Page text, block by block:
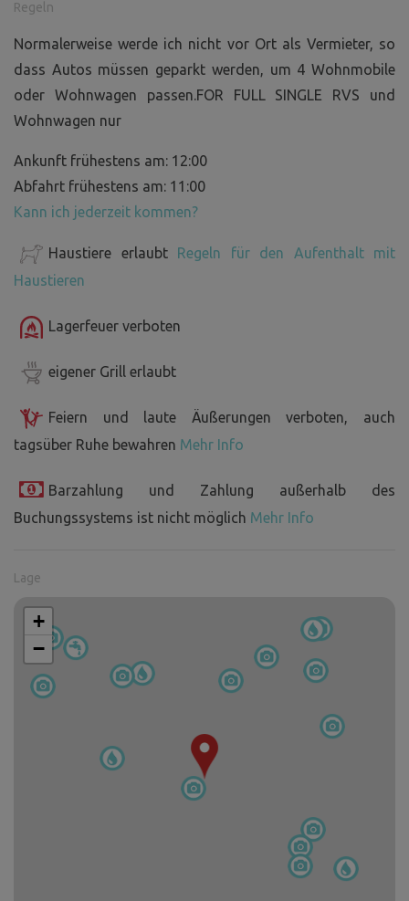
Regeln
Normalerweise werde ich nicht vor Ort als Vermieter, so
dass Autos müssen geparkt werden, um 4 Wohnmobile
oder Wohnwagen passen.FOR FULL SINGLE RVS und
Wohnwagen nur
Ankunft frühestens am: 12:00
Abfahrt frühestens am: 11:00
Kann ich jederzeit kommen?
Haustiere erlaubt Regeln für den Aufenthalt mit
Haustieren
Lagerfeuer verboten
eigener Grill erlaubt
Feiern und laute Äußerungen verboten, auch
tagsüber Ruhe bewahren Mehr Info
Barzahlung und Zahlung außerhalb des
Buchungssystems ist nicht möglich Mehr Info
Lage
+
−